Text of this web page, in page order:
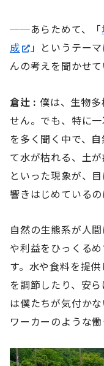
──あらためて、「
成
」というテー
んの考えを聞かせ
倉辻 : 僕は、生物
せん。でも、特に
を多く聞く中で、
て水が枯れる、土
といった現象が、
響きはじめているの
自然の生態系が人
や利益をひっくる
す。水や食料を提
を調節したり、安
は僕たちが気付か
ワーカーのような